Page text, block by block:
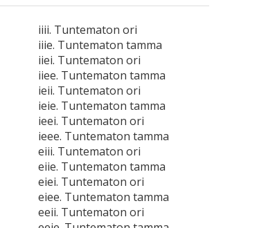
iiii. Tuntematon ori
iiie. Tuntematon tamma
iiei. Tuntematon ori
iiee. Tuntematon tamma
ieii. Tuntematon ori
ieie. Tuntematon tamma
ieei. Tuntematon ori
ieee. Tuntematon tamma
eiii. Tuntematon ori
eiie. Tuntematon tamma
eiei. Tuntematon ori
eiee. Tuntematon tamma
eeii. Tuntematon ori